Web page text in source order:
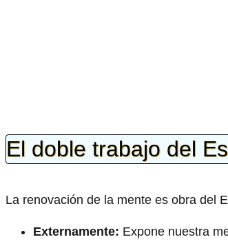
El doble trabajo del
La renovación de la mente es obra del
Externamente: Expone nuestra